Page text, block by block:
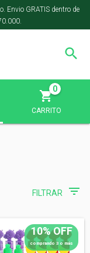
Envio GRATIS dentro de
CARRITO
0
FILTRAR
10% OFF
comprando 3 o más